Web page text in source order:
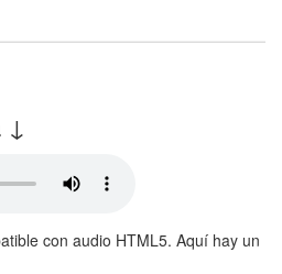
↓
con audio HTML5. Aquí hay un